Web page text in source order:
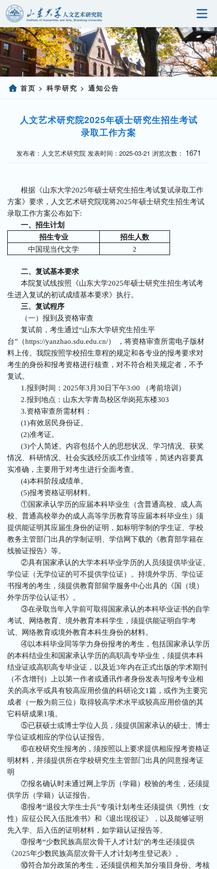
首页 > 科学研究 > 通知公告
人文艺术研究院2025年硕士研究生招生考试
录取工作方案
发布者：人文艺术研究院 发表时间：2025-03-21 浏览次数： 1671
根据《山东大学2025年硕士研究生招生考试复试录取工作
方案》要求，人文艺术研究院现将2025年硕士研究生招生考试
录取工作方案公布如下:
一、招生计划
招生专业
招生人数
中国现当代文学
2
二、复试基本要求
本院复试线按照《山东大学2025年硕士研究生招生考试考
生进入复试的初试成绩基本要求》执行。
三、复试程序
（一）报到及资格审查
复试前，考生通过“山东大学研究生招生平
台”（https://yanzhao.sdu.edu.cn/） ，将资格审查所需电子版材
料上传。我院按照学校招生章程的规定和各专业的报考要求对
考生的身份和报考资格进行核查，对不符合相关规定者，不予
复试。
1.报到时间：2025年3月30日下午3:00 （考前培训）
2.报到地点：山东大学青岛校区华岗苑东楼303
3.资格审查所需材料：
(1)有效居民身份证。
(2)准考证。
(3)个人简述。内容包括个人的思想状况、学习情况、获奖
情况、科研情况、社会实践经历或工作业绩等，简述内容要真
实准确，主要用于对考生进行全面考查。
(4)本科阶段成绩单。
(5)报考资格证明材料。
①国家承认学历的应届本科毕业生（含普通高校、成人高
校、普通高校举办的成人高等学历教育等应届本科毕业生）须
提供能证明其应届生身份的证明，如标明学制的学生证、学校
教务主管部门出具的学制证明、学信网下载的《教育部学籍在
线验证报告》等。
②具有国家承认的大学本科毕业学历的人员须提供毕业证、
学位证（无学位证的可不提供学位证）。持境外学历、学位证
书报考的考生，须提供教育部留学服务中心出具的《国（境）
外学历学位认证书》。
③在录取当年入学前可取得国家承认的本科毕业证书的自学
考试、网络教育、境外教育本科学生，须提供能证明自学考
试、网络教育或境外教育本科生身份的材料。
④以本科毕业同等学力身份报考的考生，包括国家承认学历
的本科结业生和国家承认学历的高职高专毕业生，须提供本科
结业证或高职高专毕业证，以及近3年内在正式出版的学术期刊
（不含增刊）上以第一作者或通讯作者身份发表与报考专业相
关的高水平或具有较高应用价值的科研论文1篇，或作为主要完
成者（一般为前三位）取得较高学术水平或较高应用价值的其
它科研成果1项。
⑤已获硕士或博士学位人员，须提供国家承认的硕士、博士
学位证或相应的学位认证报告。
⑥在校研究生报考的，须按照以上要求提供相应报考资格证
明材料，并须提供所在学校研究生主管部门出具的同意报考证
明
⑦报名确认时未通过网上学历（学籍）校验的考生，还须提
供学历（学籍）认证报告。
⑧报考“退役大学生士兵”专项计划考生还须提供《男性（女
性）应征公民入伍批准书》和《退出现役证》，以及能够证明
先入学、后入伍的证明材料，如学籍认证报告等。
⑨报考“少数民族高层次骨干人才计划”的考生还须提供
《2025年少数民族高层次骨干人才计划考生登记表》。
⑩符合加分政策的考生，还须提供相关加分项目身份、考核
首页
研究院概况
党建园地
研究生教育
信息公开